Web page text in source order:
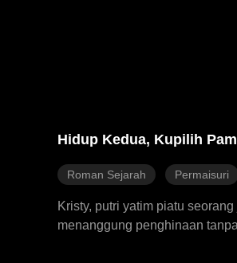
Hidup Kedua, Kupilih
Roman Sejarah Permaisuri
Kristy, putri yatim piatu
menanggung penghinaan